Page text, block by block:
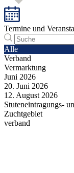
Termine und
Alle
Verband
Vermarktung
Juni 2026
20. Juni 2026
12. August 2026
Stuteneintragungs-
Zuchtgebiet
verband